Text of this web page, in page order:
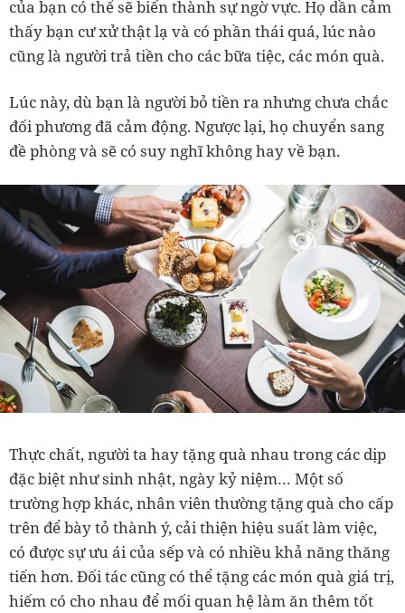
của bạn có thể sẽ biến thành sự ngờ vực. Họ dần cảm
thấy bạn cư xử thật lạ và có phần thái quá, lúc nào
cũng là người trả tiền cho các bữa tiệc, các món quà.
Lúc này, dù bạn là người bỏ tiền ra nhưng chưa chắc
đối phương đã cảm động. Ngược lại, họ chuyển sang
đề phòng và sẽ có suy nghĩ không hay về bạn.
Thực chất, người ta hay tặng quà nhau trong các dịp
đặc biệt như sinh nhật, ngày kỷ niệm… Một số
trường hợp khác, nhân viên thường tặng quà cho cấp
trên để bày tỏ thành ý, cải thiện hiệu suất làm việc,
có được sự ưu ái của sếp và có nhiều khả năng thăng
tiến hơn. Đối tác cũng có thể tặng các món quà giá trị,
hiếm có cho nhau để mối quan hệ làm ăn thêm tốt